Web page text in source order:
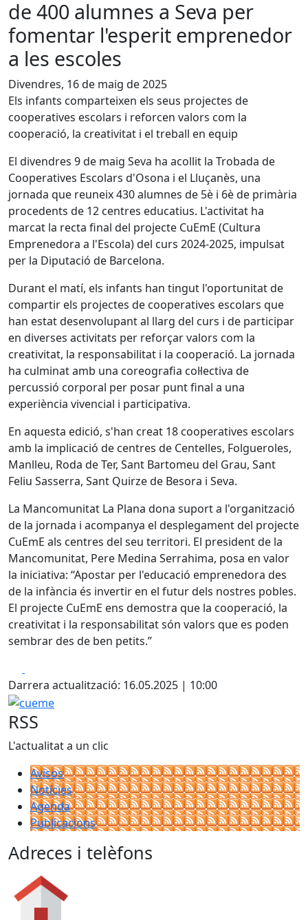
de 400 alumnes a Seva per
fomentar l'esperit emprenedor
a les escoles
Divendres, 16 de maig de 2025
Els infants comparteixen els seus projectes de
cooperatives escolars i reforcen valors com la
cooperació, la creativitat i el treball en equip
El divendres 9 de maig Seva ha acollit la Trobada de
Cooperatives Escolars d'Osona i el Lluçanès, una
jornada que reuneix 430 alumnes de 5è i 6è de primària
procedents de 12 centres educatius. L'activitat ha
marcat la recta final del projecte CuEmE (Cultura
Emprenedora a l'Escola) del curs 2024-2025, impulsat
per la Diputació de Barcelona.
Durant el matí, els infants han tingut l'oportunitat de
compartir els projectes de cooperatives escolars que
han estat desenvolupant al llarg del curs i de participar
en diverses activitats per reforçar valors com la
creativitat, la responsabilitat i la cooperació. La jornada
ha culminat amb una coreografia col·lectiva de
percussió corporal per posar punt final a una
experiència vivencial i participativa.
En aquesta edició, s'han creat 18 cooperatives escolars
amb la implicació de centres de Centelles, Folgueroles,
Manlleu, Roda de Ter, Sant Bartomeu del Grau, Sant
Feliu Sasserra, Sant Quirze de Besora i Seva.
La Mancomunitat La Plana dona suport a l'organització
de la jornada i acompanya el desplegament del projecte
CuEmE als centres del seu territori. El president de la
Mancomunitat, Pere Medina Serrahima, posa en valor
la iniciativa: “Apostar per l'educació emprenedora des
de la infància és invertir en el futur dels nostres pobles.
El projecte CuEmE ens demostra que la cooperació, la
creativitat i la responsabilitat són valors que es poden
sembrar des de ben petits.”
Darrera actualització: 16.05.2025 | 10:00
cueme
RSS
L'actualitat a un clic
Avisos
Notícies
Agenda
Publicacions
Adreces i telèfons